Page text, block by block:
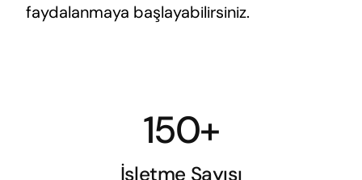
faydalanmaya başlayabilirsiniz.
150+
İşletme Sayısı